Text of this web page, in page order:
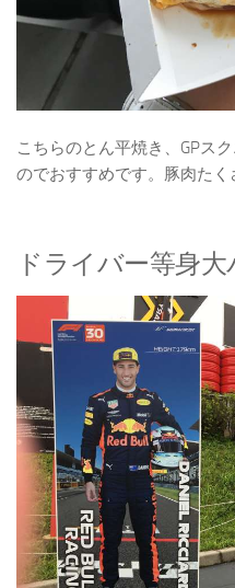
こちらのとん平焼き、GPス
のでおすすめです。豚肉たく
ドライバー等身